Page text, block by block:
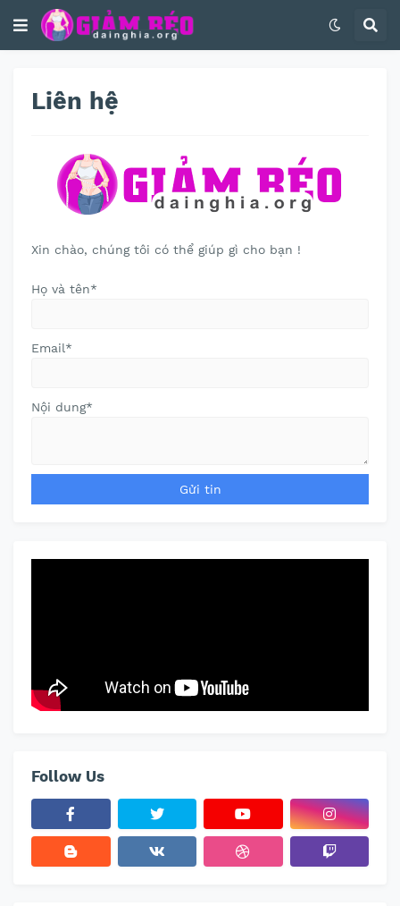
Liên hệ
Xin chào, chúng tôi có thể giúp gì cho bạn !
Họ và tên*
Email*
Nội dung*
Follow Us